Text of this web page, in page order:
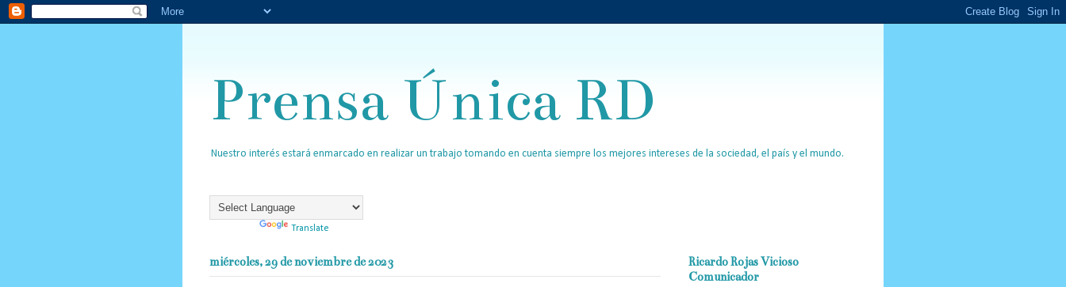
Prensa Única RD
Nuestro interés estará enmarcado en realizar un trabajo tomando en cuenta siempre los mejores intereses de la sociedad, el país y el mundo.
Translate
miércoles, 29 de noviembre de 2023
Ricardo Rojas Vicioso
Comunicador